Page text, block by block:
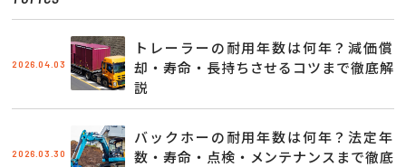
2026.04.03
トレーラーの耐用年数は何年？減価償
却・寿命・長持ちさせるコツまで徹底解
説
2026.03.30
バックホーの耐用年数は何年？法定年
数・寿命・点検・メンテナンスまで徹底